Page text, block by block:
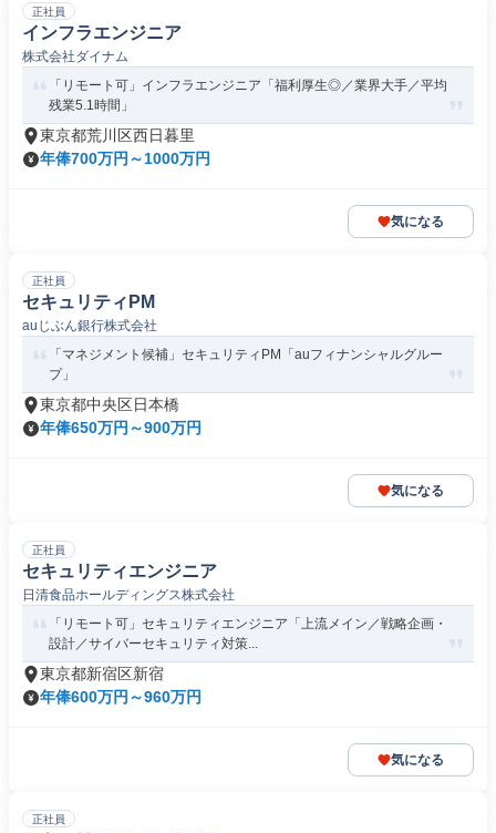
正社員
インフラエンジニア
株式会社ダイナム
「リモート可」インフラエンジニア「福利厚生◎／業界大手／平均
残業5.1時間」
東京都荒川区西日暮里
年俸700万円～1000万円
気になる
正社員
セキュリティPM
auじぶん銀行株式会社
「マネジメント候補」セキュリティPM「auフィナンシャルグルー
プ」
東京都中央区日本橋
年俸650万円～900万円
気になる
正社員
セキュリティエンジニア
日清食品ホールディングス株式会社
「リモート可」セキュリティエンジニア「上流メイン／戦略企画・
設計／サイバーセキュリティ対策...
東京都新宿区新宿
年俸600万円～960万円
気になる
正社員